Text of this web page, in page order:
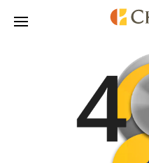
Pasar A Contenido Principal